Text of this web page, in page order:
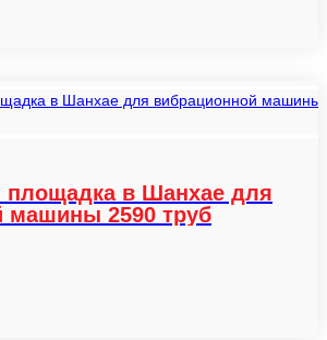
площадка в Шанхае для
машины 2590 труб